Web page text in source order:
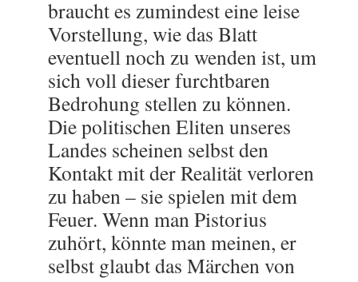
braucht es zumindest eine leise
Vorstellung, wie das Blatt
eventuell noch zu wenden ist, um
sich voll dieser furchtbaren
Bedrohung stellen zu können.
Die politischen Eliten unseres
Landes scheinen selbst den
Kontakt mit der Realität verloren
zu haben – sie spielen mit dem
Feuer. Wenn man Pistorius
zuhört, könnte man meinen, er
selbst glaubt das Märchen von